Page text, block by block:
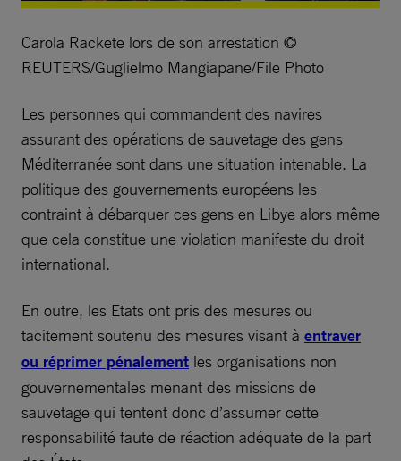
Carola Rackete lors de son arrestation ©
REUTERS/Guglielmo Mangiapane/File Photo
Les personnes qui commandent des navires
assurant des opérations de sauvetage des gens
Méditerranée sont dans une situation intenable. La
politique des gouvernements européens les
contraint à débarquer ces gens en Libye alors même
que cela constitue une violation manifeste du droit
international.
En outre, les Etats ont pris des mesures ou
tacitement soutenu des mesures visant à entraver
ou réprimer pénalement les organisations non
gouvernementales menant des missions de
sauvetage qui tentent donc d’assumer cette
responsabilité faute de réaction adéquate de la part